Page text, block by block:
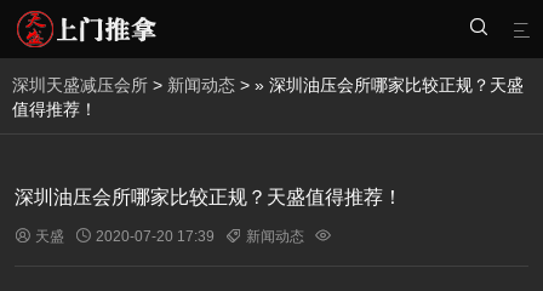


深圳天盛减压会所 > 新闻动态 > » 深圳油压会所哪家比较正规？天盛
值得推荐！
深圳油压会所哪家比较正规？天盛值得推荐！
 天盛  2020-07-20 17:39  新闻动态 